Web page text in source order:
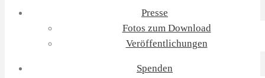
Presse
Fotos zum Download
Veröffentlichungen
Spenden